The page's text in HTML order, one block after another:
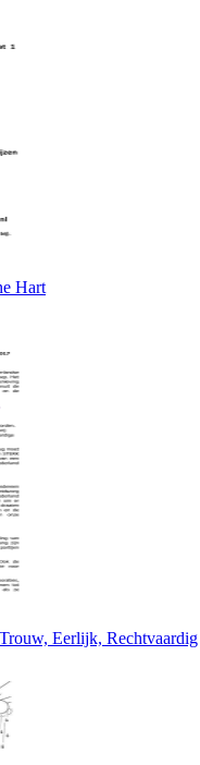
Hart
Eerlijk, Rechtvaardig